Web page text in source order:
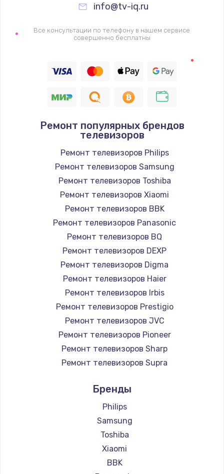
Не работает
1400 руб.
Восстановление цепи питания, пайка
Заказать
Программный ремонт/прошивка
Замена Bluetooth/Wi-Fi модуля
Заказать
Замена картридера
890 руб.
Заказать
Замена микросхемы NFC
1100 руб.
Заказать
Замена шим-контроллера
Заказать
Настройка Wi-Fi
1030 руб.
Заказать
info@tv-iq.ru
Все консультации по телефону в нашем сервисе
совершенно бесплатны
Ремонт популярных брендов
телевизоров
Ремонт телевизоров Philips
Ремонт телевизоров Samsung
Ремонт телевизоров Toshiba
Ремонт телевизоров Xiaomi
Ремонт телевизоров BBK
Ремонт телевизоров Panasonic
Ремонт телевизоров BQ
Ремонт телевизоров DEXP
Ремонт телевизоров Digma
Ремонт телевизоров Haier
Ремонт телевизоров Irbis
Ремонт телевизоров Prestigio
Ремонт телевизоров JVC
Ремонт телевизоров Pioneer
Ремонт телевизоров Sharp
Ремонт телевизоров Supra
Ремонт телевизоров Hisense
Ремонт телевизоров Daewoo
Ремонт телевизоров Centek
Ремонт телевизоров Telefunken
Ремонт телевизоров Hyundai
Ремонт телевизоров Doffler
Бренды
Philips
Samsung
Toshiba
Xiaomi
BBK